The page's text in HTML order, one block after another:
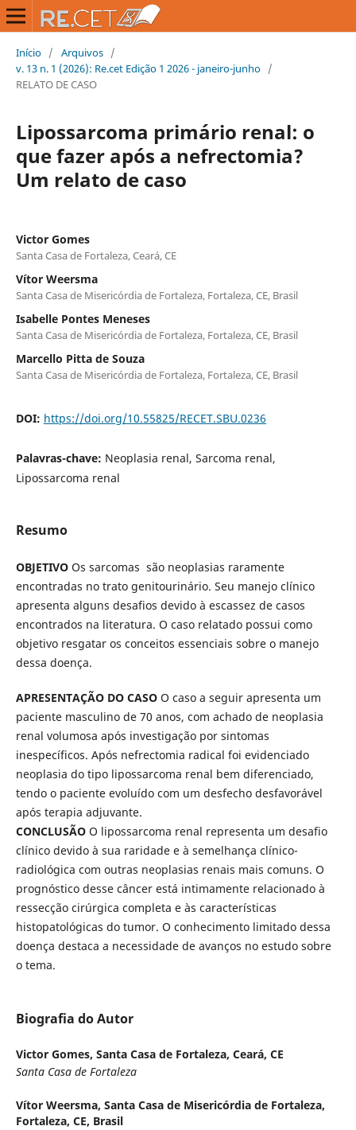
Início / Arquivos /
v. 13 n. 1 (2026): Re.cet Edição 1 2026 - janeiro-junho /
RELATO DE CASO
Lipossarcoma primário renal: o
que fazer após a nefrectomia?
Um relato de caso
Victor Gomes
Santa Casa de Fortaleza, Ceará, CE
Vítor Weersma
Santa Casa de Misericórdia de Fortaleza, Fortaleza, CE, Brasil
Isabelle Pontes Meneses
Santa Casa de Misericórdia de Fortaleza, Fortaleza, CE, Brasil
Marcello Pitta de Souza
Santa Casa de Misericórdia de Fortaleza, Fortaleza, CE, Brasil
DOI: https://doi.org/10.55825/RECET.SBU.0236
Palavras-chave: Neoplasia renal, Sarcoma renal,
Lipossarcoma renal
Resumo
OBJETIVOOs sarcomas são neoplasias raramente
encontradas no trato genitourinário. Seu manejo clínico
apresenta alguns desafios devido à escassez de casos
encontrados na literatura. O caso relatado possui como
objetivo resgatar os conceitos essenciais sobre o manejo
dessa doença.
APRESENTAÇÃO DO CASOO caso a seguir apresenta um
paciente masculino de 70 anos, com achado de neoplasia
renal volumosa após investigação por sintomas
inespecíficos. Após nefrectomia radical foi evidenciado
neoplasia do tipo lipossarcoma renal bem diferenciado,
tendo o paciente evoluído com um desfecho desfavorável
após terapia adjuvante.
CONCLUSÃO O lipossarcoma renal representa um desafio
clínico devido à sua raridade e à semelhança clínico-
radiológica com outras neoplasias renais mais comuns. O
prognóstico desse câncer está intimamente relacionado à
ressecção cirúrgica completa e às características
histopatológicas do tumor. O conhecimento limitado dessa
doença destaca a necessidade de avanços no estudo sobre
o tema.
Biografia do Autor
Victor Gomes, Santa Casa de Fortaleza, Ceará, CE
Santa Casa de Fortaleza
Vítor Weersma, Santa Casa de Misericórdia de Fortaleza,
Fortaleza, CE, Brasil